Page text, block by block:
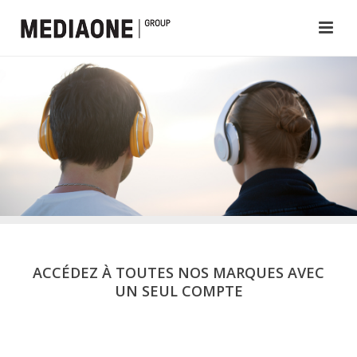
ACCÉDEZ À TOUTES NOS MARQUES AVEC
UN SEUL COMPTE